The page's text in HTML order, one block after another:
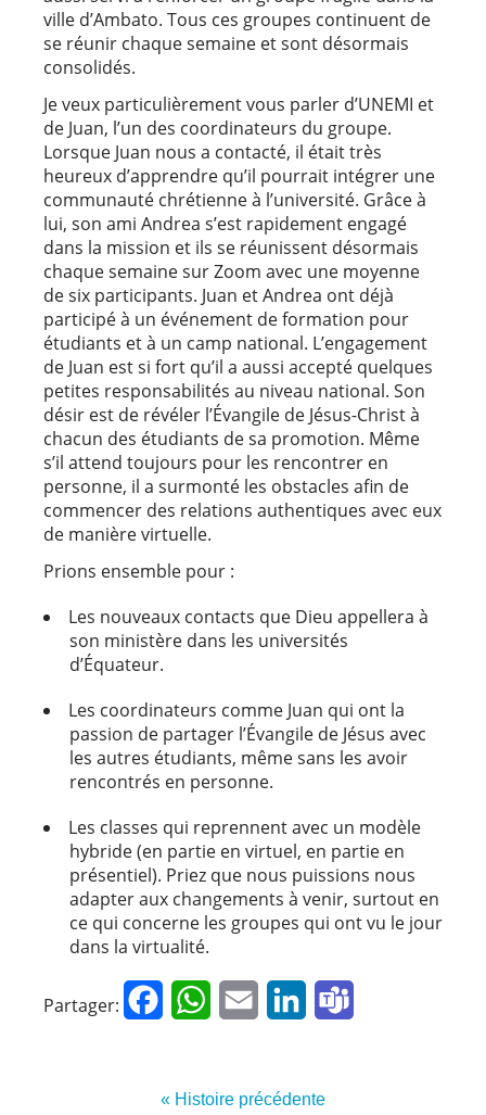
ville d’Ambato. Tous ces groupes continuent de
se réunir chaque semaine et sont désormais
consolidés.
Je veux particulièrement vous parler d’UNEMI et
de Juan, l’un des coordinateurs du groupe.
Lorsque Juan nous a contacté, il était très
heureux d’apprendre qu’il pourrait intégrer une
communauté chrétienne à l’université. Grâce à
lui, son ami Andrea s’est rapidement engagé
dans la mission et ils se réunissent désormais
chaque semaine sur Zoom avec une moyenne
de six participants. Juan et Andrea ont déjà
participé à un événement de formation pour
étudiants et à un camp national. L’engagement
de Juan est si fort qu’il a aussi accepté quelques
petites responsabilités au niveau national. Son
désir est de révéler l’Évangile de Jésus-Christ à
chacun des étudiants de sa promotion. Même
s’il attend toujours pour les rencontrer en
personne, il a surmonté les obstacles afin de
commencer des relations authentiques avec eux
de manière virtuelle.
Prions ensemble pour :
Les nouveaux contacts que Dieu appellera à
son ministère dans les universités
d’Équateur.
Les coordinateurs comme Juan qui ont la
passion de partager l’Évangile de Jésus avec
les autres étudiants, même sans les avoir
rencontrés en personne.
Les classes qui reprennent avec un modèle
hybride (en partie en virtuel, en partie en
présentiel). Priez que nous puissions nous
adapter aux changements à venir, surtout en
ce qui concerne les groupes qui ont vu le jour
dans la virtualité.
Partager: FacebookWhatsApp
Email LinkedIn
« Histoire précédente